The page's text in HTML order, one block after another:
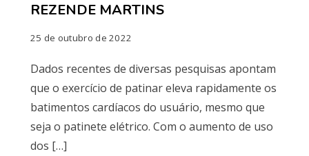
REZENDE MARTINS
25 de outubro de 2022
Dados recentes de diversas pesquisas apontam
que o exercício de patinar eleva rapidamente os
batimentos cardíacos do usuário, mesmo que
seja o patinete elétrico. Com o aumento de uso
dos […]